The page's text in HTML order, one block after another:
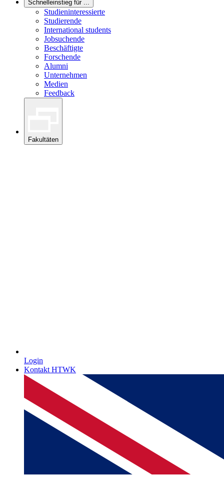
Schnelleinstieg für ...
Studieninteressierte
Studierende
International students
Jobsuchende
Beschäftigte
Forschende
Alumni
Unternehmen
Medien
Feedback
Fakultäten
Login
Kontakt HTWK